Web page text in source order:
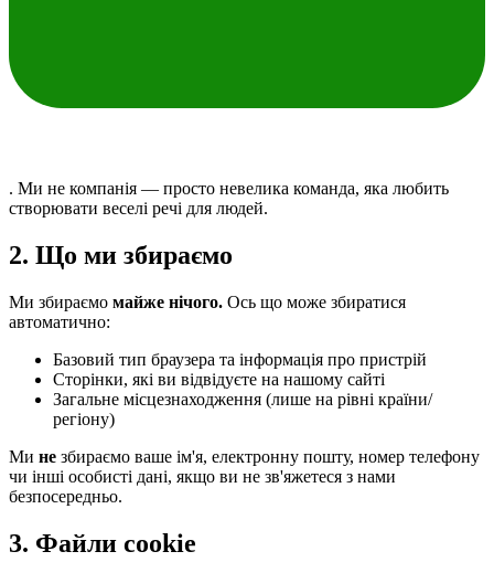
. Ми не компанія — просто невелика команда, яка любить
створювати веселі речі для людей.
2. Що ми збираємо
Ми збираємо майже нічого. Ось що може збиратися
автоматично:
Базовий тип браузера та інформація про пристрій
Сторінки, які ви відвідуєте на нашому сайті
Загальне місцезнаходження (лише на рівні країни/
регіону)
Ми не збираємо ваше ім'я, електронну пошту, номер телефону
чи інші особисті дані, якщо ви не зв'яжетеся з нами
безпосередньо.
3. Файли cookie